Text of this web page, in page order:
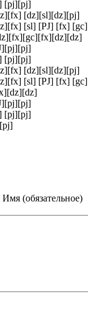
[pj][pj]
[dz][sl][dz][pj]
[sl] [PJ] [fx]
[pj][pj]
[dz][sl][dz][pj]
[sl] [PJ] [fx]
[pj][pj]
Имя (обязательное)